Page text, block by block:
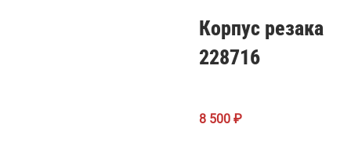
Корпус резака
228716
8 500 ₽